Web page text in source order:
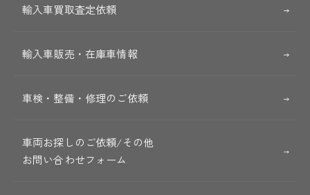
輸入車買取査定依頼
輸入車販売・在庫車情報
車検・整備・修理のご依頼
車両お探しのご依頼/その他
お問い合わせフォーム